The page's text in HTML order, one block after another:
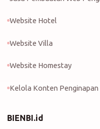
Website Hotel
Website Villa
Website Homestay
Kelola Konten Penginapan
BIENBI.id